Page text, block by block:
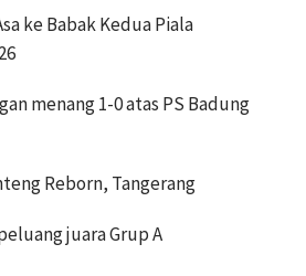
ke Babak Kedua Piala
menang 1-0 atas PS Badung
Reborn, Tangerang
juara Grup A